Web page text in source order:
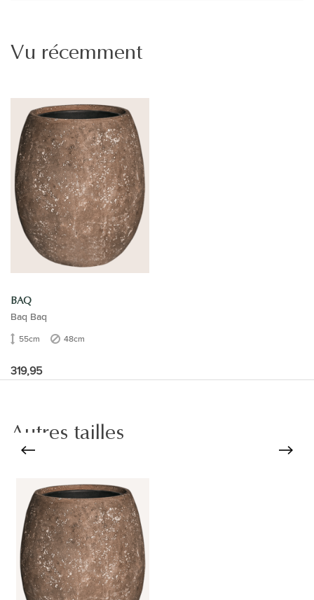
Vu récemment
BAQ
Baq Baq
55cm 48cm
319,95
Autres tailles